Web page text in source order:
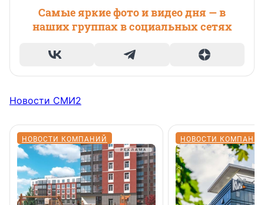
Самые яркие фото и видео дня — в
наших группах в социальных сетях
Новости СМИ2
НОВОСТИ КОМПАНИЙ НОВОСТИ